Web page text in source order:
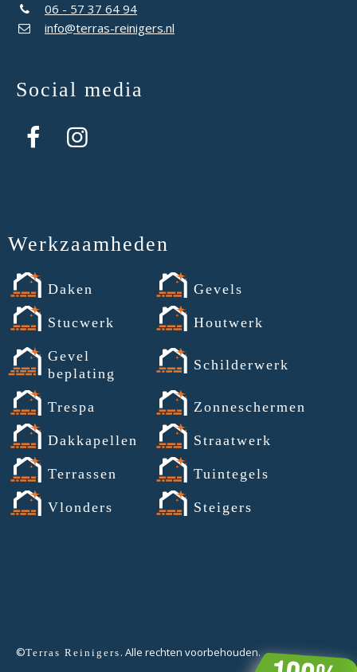
06 - 57 37 64 94
info@terras-reinigers.nl
Social media
Werkzaamheden
Daken Gevels
Stucwerk Houtwerk
Gevel
beplating
Schilderwerk
Trespa Zonneschermen
Dakkapellen Straatwerk
Terrassen Tuintegels
Vlonders Steigers
©Terras Reinigers . Alle rechten voorbehouden.